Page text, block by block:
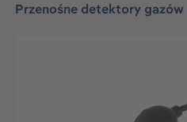
Przenośne detektory gazów